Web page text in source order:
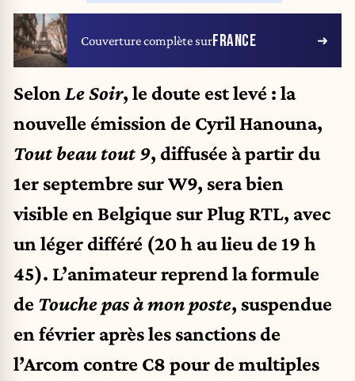
Couverture complète surFRANCE
Selon Le Soir, le doute est levé : la
nouvelle émission de Cyril Hanouna,
Tout beau tout 9, diffusée à partir du
1er septembre sur W9, sera bien
visible en Belgique sur Plug RTL, avec
un léger différé (20 h au lieu de 19 h
45). L’animateur reprend la formule
de Touche pas à mon poste, suspendue
en février après les sanctions de
l’Arcom contre C8 pour de multiples